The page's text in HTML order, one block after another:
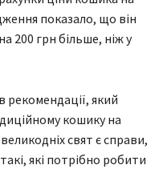
показало, що він
200 грн більше, ніж у
рекомендації, який
кошику на
свят є справи,
які потрібно робити